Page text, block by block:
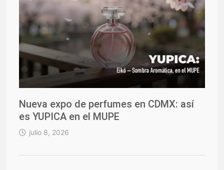
Nueva expo de perfumes en CDMX: así
es YUPICA en el MUPE
julio 8, 2026